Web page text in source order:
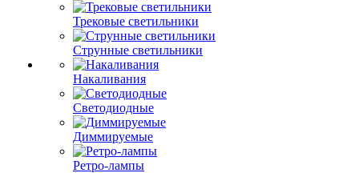
Трековые светильники
Струнные светильники
Накаливания
Светодиодные
Диммируемые
Ретро-лампы